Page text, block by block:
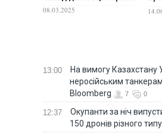
08.03.2025
13:00
На вимогу Казахстану
неросійським
Bloomberg
7 0
12:37
Окупанти за ніч
150 дронів різного типу